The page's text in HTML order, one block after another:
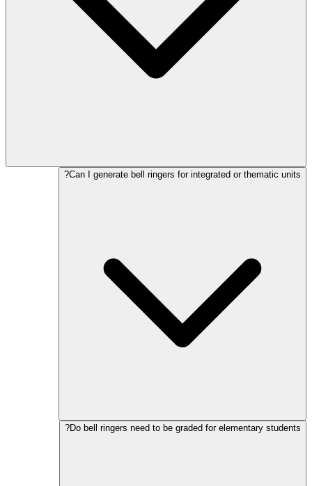
Can I generate bell ringers for integrated or thematic units?
Do bell ringers need to be graded for elementary students?